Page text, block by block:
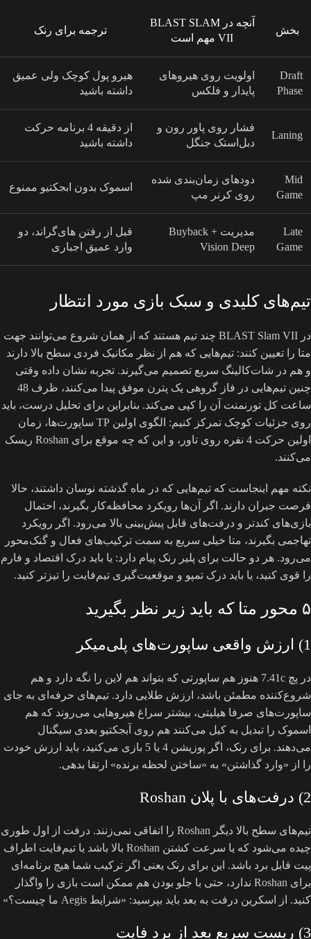
بخش
آنچه در BLAST SLAM
VII مهم است
ترجمه برای رنک
Draft
Phase
اولویت روی هیروهای
پایدار و فلکس
هیرو پول کوچک ولی عمیق
داشته باشید
Laning
فشار روی پاور رون و
دبل‌استک جنگل
از دقیقه 4 برنامه حرکت
داشته باشید
Mid
Game
دودهای زمان‌بندی شده
روی کرنر مپ
اسموک بدون ابجکتیو ممنوع
Late
Game
مدیریت Buyback +
Vision Deep
قبل از رفتن های‌گراند، دو
وارد عمیق اجباری
تیم‌های کلیدی و سبک بازی مورد انتظار
در BLAST Slam VII چند تیم هستند که از همان شروع می‌توانند جهت
متا را تعیین کنند: تیم‌هایی که هم از نظر مکانیک فردی سطح بالا دارند
و هم در شات‌کالینگ سریع تصمیم می‌گیرند. تجربه نشان داده وقتی
چنین تیم‌هایی در فاز گروهی یک پترن موفق پیدا می‌کنند، ظرف 48
ساعت کل تورنمنت آن را کپی می‌کند. بنابراین برای تحلیل درست، باید
روی جزئیات کوچک تمرکز کنیم: الگوی اولین TP ساپورت‌ها، زمان
اولین حرکت 4 نفره روی تاور، و این که چه موقع برای Roshan ریسک
می‌کنند.
نکته مهم اینجاست که تیم‌هایی که در ماه گذشته نوسان داشتند، حالا
فرصت جبران دارند. اگر آن‌ها رویکرد محافظه‌کار بگیرند، احتمال
بازی‌های کندتر و درفت‌های قابل پیش‌بینی بالا می‌رود. اگر رویکرد
تهاجمی بگیرند، متا خیلی سریع به سمت ترکیب‌های فعال و گنک‌محور
می‌رود. هر دو حالت برای پلیر رنک پیام دارد: یا باید درک اقتصاد و فارم
را قوی کنید، یا باید درک تمپو و موقعیت‌گیری تیم‌فایت را تیزتر کنید.
۵ محور متا که باید زیر نظر بگیرید
1) ارزش واقعی ساپورت‌های پلی‌میکر
در پچ 7.41c هنوز هم ساپورتی که بتواند هم لاین را نگه دارد و هم
شروع‌کننده مطمئن باشد، ارزش طلایی دارد. تیم‌های حرفه‌ای به جای
ساپورت‌های صرفا هیلیتی، بیشتر سراغ هیروهایی می‌روند که هم
اسموک را تبدیل به کیل می‌کنند هم روی آبجکتیو بعدی سیگنال
می‌دهند. برای رنک، اگر پوزیشن 4 یا 5 بازی می‌کنید، باید ارزش خودت
را از «وارد گذاشتن» به «ساختن لحظه برنده» ارتقا بدهی.
2) درفت‌های با پلان Roshan
تیم‌های سطح بالا دیگر Roshan را اتفاقی نمی‌زنند. درفت از اول طوری
چیده می‌شود که یا سرعت کشتن Roshan بالا باشد یا تیم‌فایت اطراف
پیت قابل برد باشد. این برای رنک یعنی اگر ترکیب شما هیچ برنامه‌ای
برای Roshan ندارد، حتی با جلو بودن هم ممکن است بازی را واگذار
کنید. از اسکرین درفت به بعد باید بپرسید: «شرایط Aegis ما چیست؟»
3) ریست سریع بعد از برد فایت